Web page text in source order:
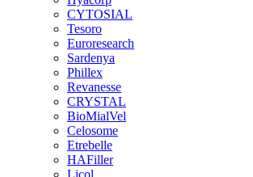
CYTOSIAL
Tesoro
Euroresearch
Sardenya
Phillex
Revanesse
CRYSTAL
BioMialVel
Celosome
Etrebelle
HAFiller
Licol